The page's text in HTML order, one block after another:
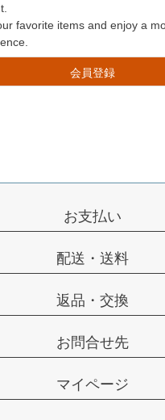
favorite items and enjoy a
会員登録
お支払い
配送・送料
返品・交換
お問合せ先
マイページ